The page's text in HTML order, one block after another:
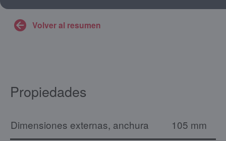
Volver al resumen
Propiedades
Dimensiones externas, anchura 105 mm